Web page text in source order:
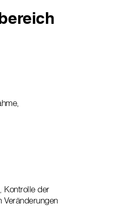
Kontrolle der
Veränderungen